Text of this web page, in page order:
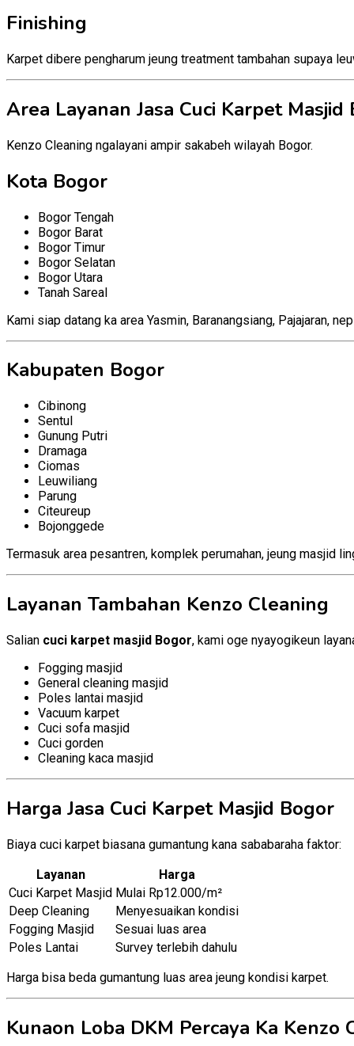
Finishing
Karpet dibere pengharum jeung treatment tambahan supaya
Area Layanan Jasa Cuci Karpet Masjid
Kenzo Cleaning ngalayani ampir sakabeh wilayah Bogor.
Kota Bogor
Bogor Tengah
Bogor Barat
Bogor Timur
Bogor Selatan
Bogor Utara
Tanah Sareal
Kami siap datang ka area Yasmin, Baranangsiang, Pajajaran,
Kabupaten Bogor
Cibinong
Sentul
Gunung Putri
Dramaga
Ciomas
Leuwiliang
Parung
Citeureup
Bojonggede
Termasuk area pesantren, komplek perumahan, jeung masjid
Layanan Tambahan Kenzo Cleaning
Salian cuci karpet masjid Bogor, kami oge nyayogikeun
Fogging masjid
General cleaning masjid
Poles lantai masjid
Vacuum karpet
Cuci sofa masjid
Cuci gorden
Cleaning kaca masjid
Harga Jasa Cuci Karpet Masjid Bogor
Biaya cuci karpet biasana gumantung kana sababaraha faktor:
Layanan
Harga
Cuci Karpet Masjid Mulai Rp12.000/m²
Deep Cleaning
Menyesuaikan kondisi
Fogging Masjid
Sesuai luas area
Poles Lantai
Survey terlebih dahulu
Harga bisa beda gumantung luas area jeung kondisi karpet.
Kunaon Loba DKM Percaya Ka Kenzo